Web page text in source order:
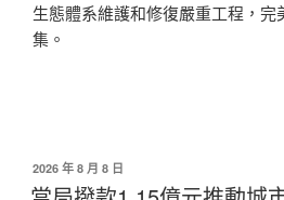
生態體系維護和修復嚴重工程，完
集。
發
佈
2026 年 8 月 8 日